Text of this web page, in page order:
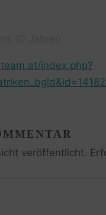
index.php?
veröffentlicht.